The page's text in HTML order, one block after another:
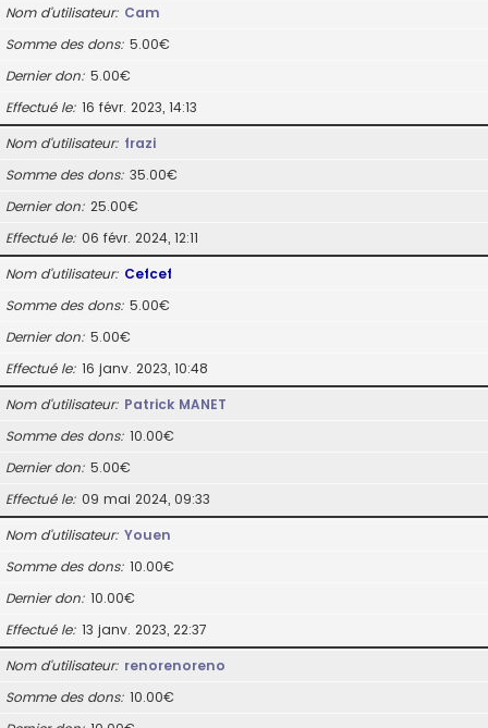
Nom d’utilisateur Cam
Somme des dons 5.00€
Dernier don 5.00€
Effectué le 16 févr. 2023, 14:13
Nom d’utilisateur frazi
Somme des dons 35.00€
Dernier don 25.00€
Effectué le 06 févr. 2024, 12:11
Nom d’utilisateur Cefcef
Somme des dons 5.00€
Dernier don 5.00€
Effectué le 16 janv. 2023, 10:48
Nom d’utilisateur Patrick MANET
Somme des dons 10.00€
Dernier don 5.00€
Effectué le 09 mai 2024, 09:33
Nom d’utilisateur Youen
Somme des dons 10.00€
Dernier don 10.00€
Effectué le 13 janv. 2023, 22:37
Nom d’utilisateur renorenoreno
Somme des dons 10.00€